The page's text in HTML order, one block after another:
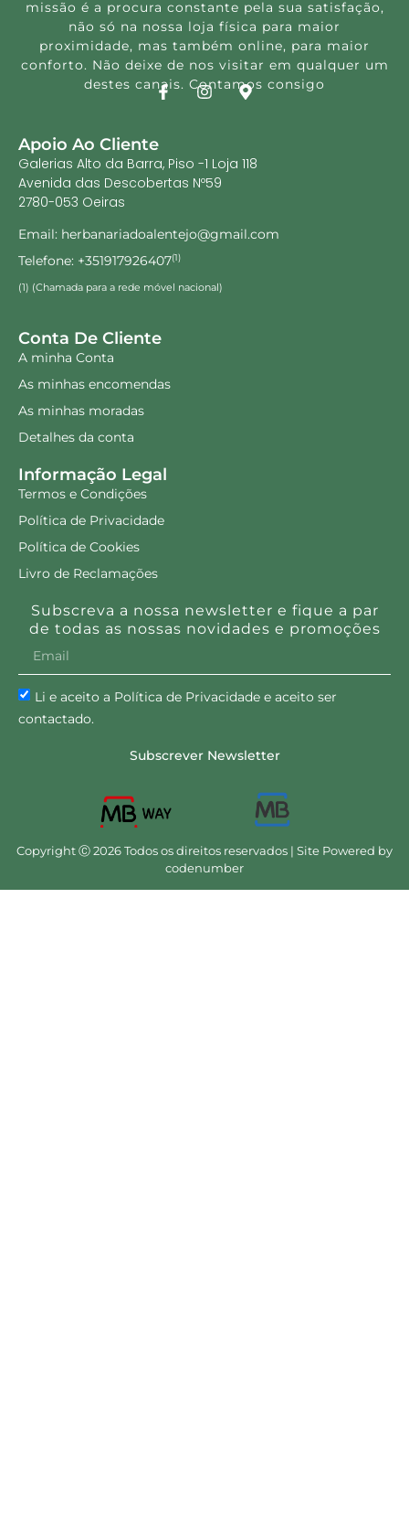
missão é a procura constante pela sua satisfação,
não só na nossa loja física para maior
proximidade, mas também online, para maior
conforto. Não deixe de nos visitar em qualquer um
destes canais. Contamos consigo
Apoio Ao Cliente
Galerias Alto da Barra, Piso -1 Loja 118
Avenida das Descobertas Nº59
2780-053 Oeiras
Email: herbanariadoalentejo@gmail.com
Telefone: +351917926407(1)
(1) (Chamada para a rede móvel nacional)
Conta De Cliente
A minha Conta
As minhas encomendas
As minhas moradas
Detalhes da conta
Informação Legal
Termos e Condições
Política de Privacidade
Política de Cookies
Livro de Reclamações
Subscreva a nossa newsletter e fique a par
de todas as nossas novidades e promoções
Li e aceito a Política de Privacidade e aceito ser
contactado.
Subscrever Newsletter
Copyright Ⓒ 2026 Todos os direitos reservados | Site Powered by
codenumber